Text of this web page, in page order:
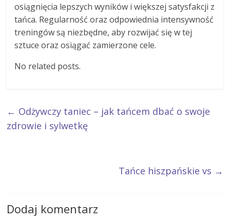
osiągnięcia lepszych wyników i większej satysfakcji z
tańca. Regularność oraz odpowiednia intensywność
treningów są niezbędne, aby rozwijać się w tej
sztuce oraz osiągać zamierzone cele.
No related posts.
← Odżywczy taniec – jak tańcem dbać o swoje
zdrowie i sylwetkę
Tańce hiszpańskie vs →
Dodaj komentarz